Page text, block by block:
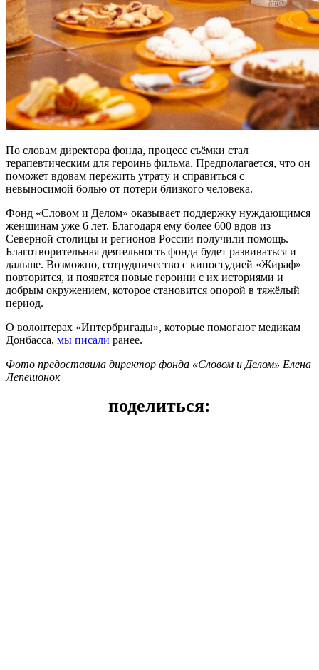
По словам директора фонда, процесс съёмки стал
терапевтическим для героинь фильма. Предполагается, что он
поможет вдовам пережить утрату и справиться с
невыносимой болью от потери близкого человека.
Фонд «Словом и Делом» оказывает поддержку нуждающимся
женщинам уже 6 лет. Благодаря ему более 600 вдов из
Северной столицы и регионов России получили помощь.
Благотворительная деятельность фонда будет развиваться и
дальше. Возможно, сотрудничество с киностудией «Жираф»
повторится, и появятся новые героини с их историями и
добрым окружением, которое становится опорой в тяжёлый
период.
О волонтерах «Интербригады», которые помогают медикам
Донбасса, мы писали ранее.
Фото предоставила директор фонда «Словом и Делом» Елена
Лепешонок
поделиться: